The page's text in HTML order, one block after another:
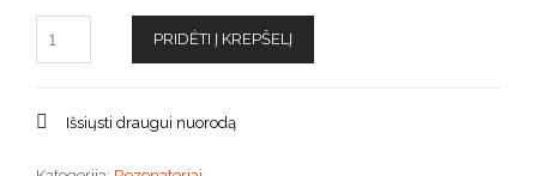
PRIDĖTI Į KREPŠELĮ
Išsiųsti draugui nuorodą